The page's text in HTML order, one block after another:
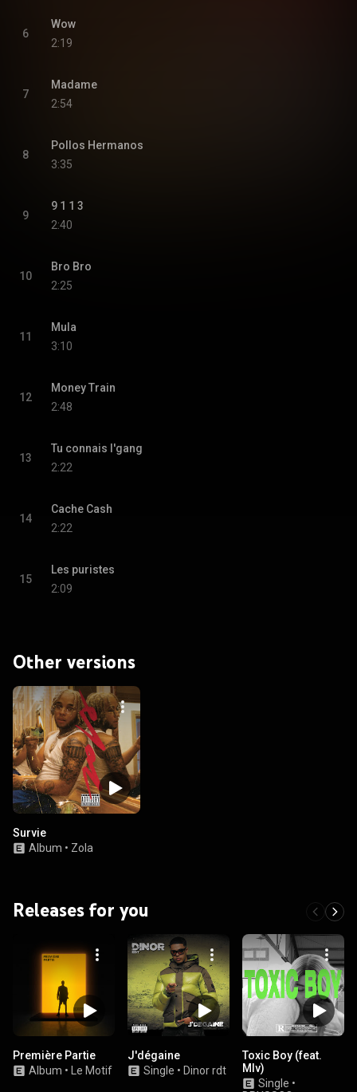
6
Wow
2:19
7
Madame
2:54
8
Pollos Hermanos
3:35
9
9 1 1 3
2:40
10
Bro Bro
2:25
11
Mula
3:10
12
Money Train
2:48
13
Tu connais l'gang
2:22
14
Cache Cash
2:22
15
Les puristes
2:09
Other versions
Survie
Album • Zola
Releases for you
Première Partie
Album • Le Motif
J'dégaine
Single • Dinor rdt
Toxic Boy (feat.
Mlv)
Single •